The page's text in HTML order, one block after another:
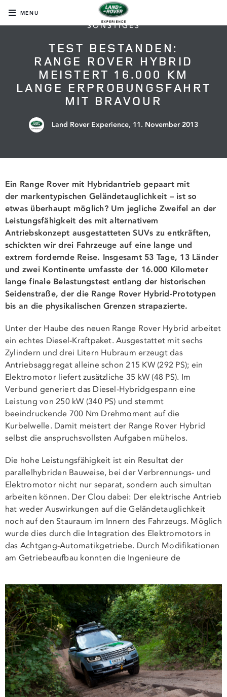
MENU
SONSTIGES
TEST BESTANDEN:
RANGE ROVER HYBRID
MEISTERT 16.000 KM
LANGE ERPROBUNGSFAHRT
MIT BRAVOUR
Land Rover Experience, 11. November 2013
Ein Range Rover mit Hybridantrieb gepaart mit
der markentypischen Geländetauglichkeit – ist so
etwas überhaupt möglich? Um jegliche Zweifel an der
Leistungsfähigkeit des mit alternativem
Antriebskonzept ausgestatteten SUVs zu entkräften,
schickten wir drei Fahrzeuge auf eine lange und
extrem fordernde Reise. Insgesamt 53 Tage, 13 Länder
und zwei Kontinente umfasste der 16.000 Kilometer
lange finale Belastungstest entlang der historischen
Seidenstraße, der die Range Rover Hybrid-Prototypen
bis an die physikalischen Grenzen strapazierte.
Unter der Haube des neuen Range Rover Hybrid arbeitet
ein echtes Diesel-Kraftpaket. Ausgestattet mit sechs
Zylindern und drei Litern Hubraum erzeugt das
Antriebsaggregat alleine schon 215 KW (292 PS); ein
Elektromotor liefert zusätzliche 35 kW (48 PS). Im
Verbund generiert das Diesel-Hybridgespann eine
Leistung von 250 kW (340 PS) und stemmt
beeindruckende 700 Nm Drehmoment auf die
Kurbelwelle. Damit meistert der Range Rover Hybrid
selbst die anspruchsvollsten Aufgaben mühelos.
Die hohe Leistungsfähigkeit ist ein Resultat der
parallelhybriden Bauweise, bei der Verbrennungs- und
Elektromotor nicht nur separat, sondern auch simultan
arbeiten können. Der Clou dabei: Der elektrische Antrieb
hat weder Auswirkungen auf die Geländetauglichkeit
noch auf den Stauraum im Innern des Fahrzeugs. Möglich
wurde dies durch die Integration des Elektromotors in
das Achtgang-Automatikgetriebe. Durch Modifikationen
am Getriebeaufbau konnten die Ingenieure de